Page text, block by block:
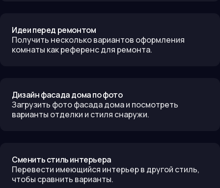
Идеи перед ремонтом
Получить несколько вариантов оформления
комнаты как референс для ремонта.
Дизайн фасада дома по фото
Загрузить фото фасада дома и посмотреть
варианты отделки и стиля снаружи.
Сменить стиль интерьера
Перевести имеющийся интерьер в другой стиль,
чтобы сравнить варианты.